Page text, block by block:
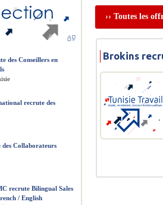
›› Toutes les
Brokins
des Conseillers en
recrute des
Collaborateurs
recrute Bilingual Sales
/ English